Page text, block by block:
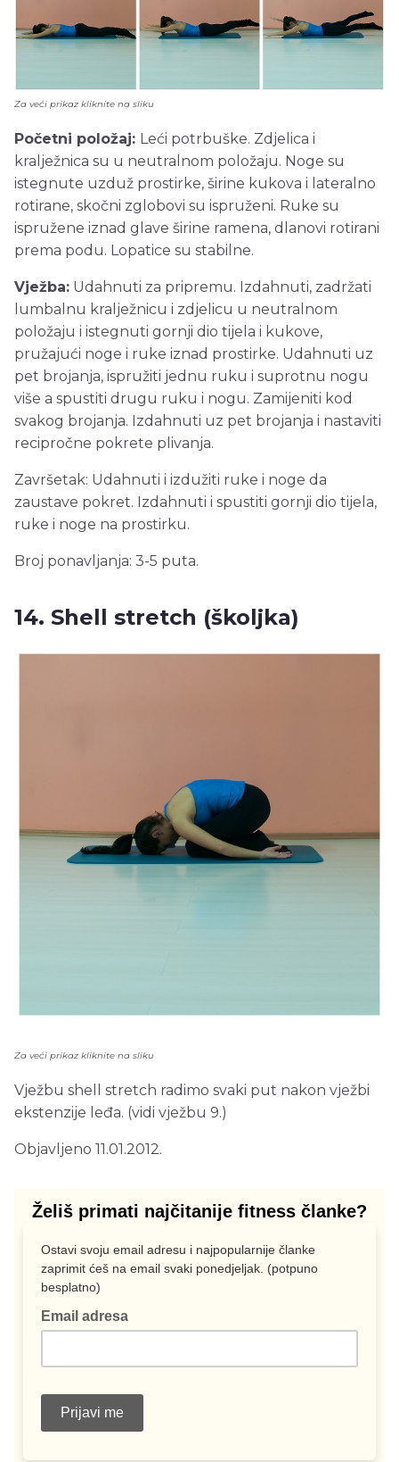
Za veći prikaz kliknite na sliku
Početni položaj: Leći potrbuške. Zdjelica i
kralježnica su u neutralnom položaju. Noge su
istegnute uzduž prostirke, širine kukova i lateralno
rotirane, skočni zglobovi su ispruženi. Ruke su
ispružene iznad glave širine ramena, dlanovi rotirani
prema podu. Lopatice su stabilne.
Vježba: Udahnuti za pripremu. Izdahnuti, zadržati
lumbalnu kralježnicu i zdjelicu u neutralnom
položaju i istegnuti gornji dio tijela i kukove,
pružajući noge i ruke iznad prostirke. Udahnuti uz
pet brojanja, ispružiti jednu ruku i suprotnu nogu
više a spustiti drugu ruku i nogu. Zamijeniti kod
svakog brojanja. Izdahnuti uz pet brojanja i nastaviti
recipročne pokrete plivanja.
Završetak: Udahnuti i izdužiti ruke i noge da
zaustave pokret. Izdahnuti i spustiti gornji dio tijela,
ruke i noge na prostirku.
Broj ponavljanja: 3-5 puta.
14. Shell stretch (školjka)
Za veći prikaz kliknite na sliku
Vježbu shell stretch radimo svaki put nakon vježbi
ekstenzije leđa. (vidi vježbu 9.)
Objavljeno 11.01.2012.